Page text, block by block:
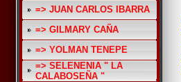
=> JUAN CARLOS IBARRA
=> GILMARY CAÑA
=> YOLMAN TENEPE
=> SELENENIA " LA
CALABOSEÑA "